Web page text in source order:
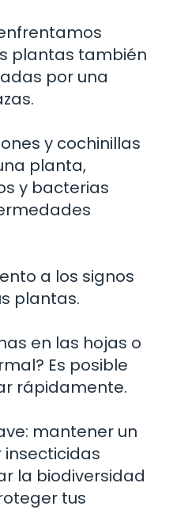
plantas también
por una
y cochinillas
planta,
y bacterias
a los signos
plantas.
en las hojas o
Es posible
rápidamente.
mantener un
insecticidas
la biodiversidad
tus